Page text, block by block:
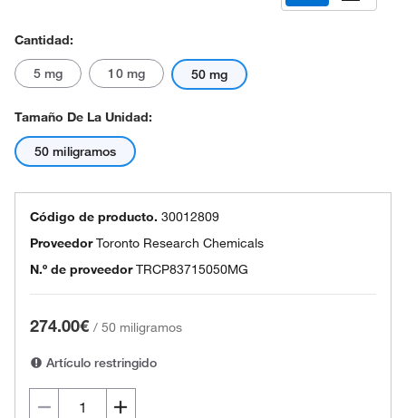
Cantidad:
5 mg 10 mg 50 mg
Tamaño De La Unidad:
50 miligramos
Código de producto. 30012809
ProveedorToronto Research Chemicals
N.º de proveedor TRCP83715050MG
274.00€ / 50 miligramos
Artículo restringido